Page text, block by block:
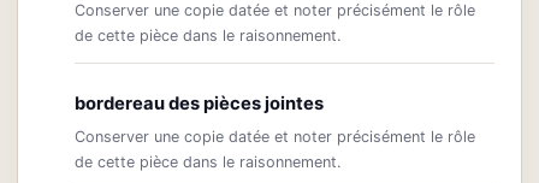
Conserver une copie datée et noter précisément le rôle
de cette pièce dans le raisonnement.
bordereau des pièces jointes
Conserver une copie datée et noter précisément le rôle
de cette pièce dans le raisonnement.